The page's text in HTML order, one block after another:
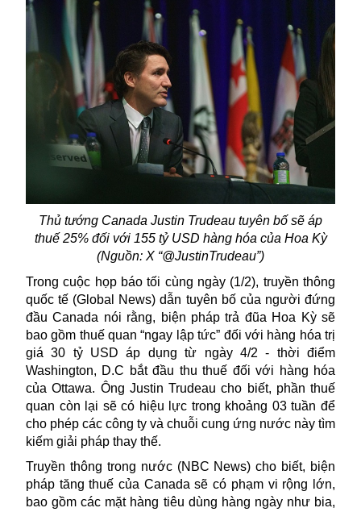
Thủ tướng Canada Justin Trudeau tuyên bố sẽ áp
thuế 25% đối với 155 tỷ USD hàng hóa của Hoa Kỳ
(Nguồn: X “@JustinTrudeau”)
Trong cuộc họp báo tối cùng ngày (1/2), truyền thông
quốc tế (Global News) dẫn tuyên bố của người đứng
đầu Canada nói rằng, biện pháp trả đũa Hoa Kỳ sẽ
bao gồm thuế quan “ngay lập tức” đối với hàng hóa trị
giá 30 tỷ USD áp dụng từ ngày 4/2 - thời điểm
Washington, D.C bắt đầu thu thuế đối với hàng hóa
của Ottawa. Ông Justin Trudeau cho biết, phần thuế
quan còn lại sẽ có hiệu lực trong khoảng 03 tuần để
cho phép các công ty và chuỗi cung ứng nước này tìm
kiếm giải pháp thay thế.
Truyền thông trong nước (NBC News) cho biết, biện
pháp tăng thuế của Canada sẽ có phạm vi rộng lớn,
bao gồm các mặt hàng tiêu dùng hàng ngày như bia,